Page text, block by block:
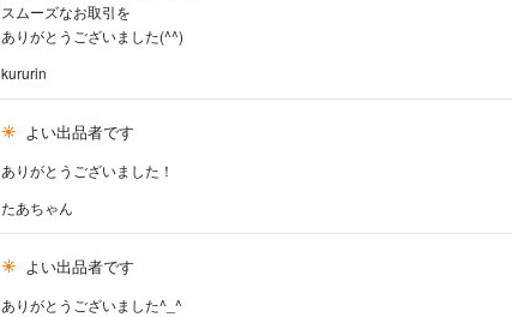
スムーズなお取引を
ありがとうございました(^^)
kururin
よい出品者です
ありがとうございました！
たあちゃん
よい出品者です
ありがとうございました^_^